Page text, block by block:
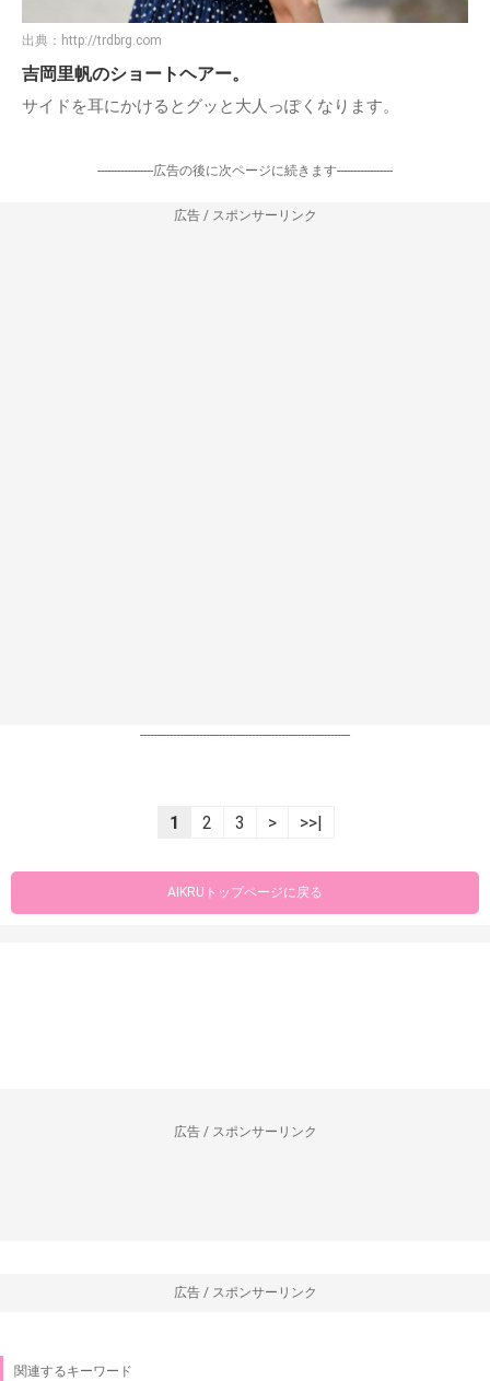
出典： http://trdbrg.com
吉岡里帆のショートヘアー。
サイドを耳にかけるとグッと大人っぽくなります。
-----------------広告の後に次ページに続きます-----------------
広告 / スポンサーリンク
----------------------------------------------------------------
1 2 3 > >>|
AIKRUトップページに戻る
広告 / スポンサーリンク
広告 / スポンサーリンク
関連するキーワード